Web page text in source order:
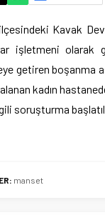
Kavak
işletmeni olarak
getiren boşanma
kadın
soruşturma
manset